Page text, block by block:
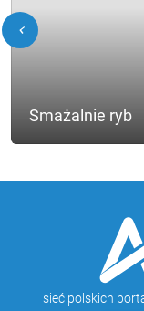
Smażalnie ryb
chevron_left
sieć polskich